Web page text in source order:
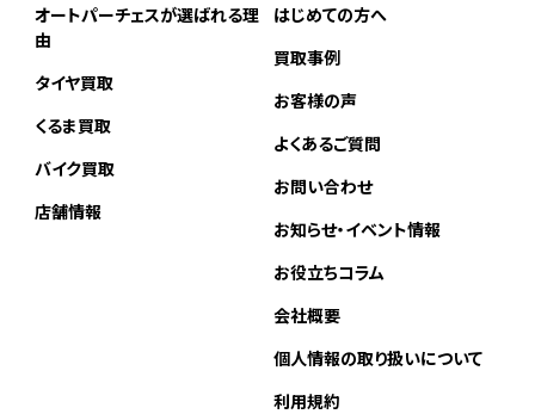
オートパーチェスが選ばれる理
由
タイヤ買取
くるま買取
バイク買取
店舗情報
はじめての方へ
買取事例
お客様の声
よくあるご質問
お問い合わせ
お知らせ・イベント情報
お役立ちコラム
会社概要
個人情報の取り扱いについて
利用規約